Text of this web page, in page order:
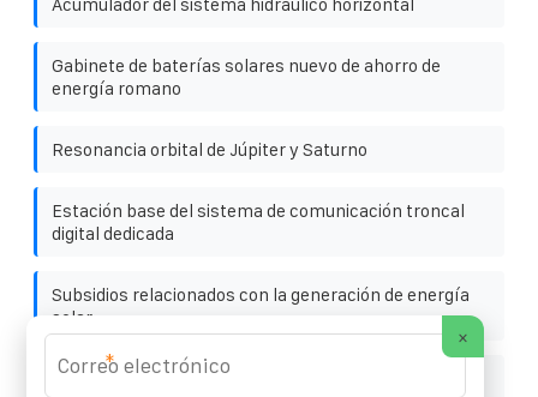
Gabinete de baterías solares nuevo de ahorro de
energía romano
Resonancia orbital de Júpiter y Saturno
Estación base del sistema de comunicación troncal
digital dedicada
Subsidios relacionados con la generación de energía
solar
Garantía del contenedor solar para almacenamiento
×
*